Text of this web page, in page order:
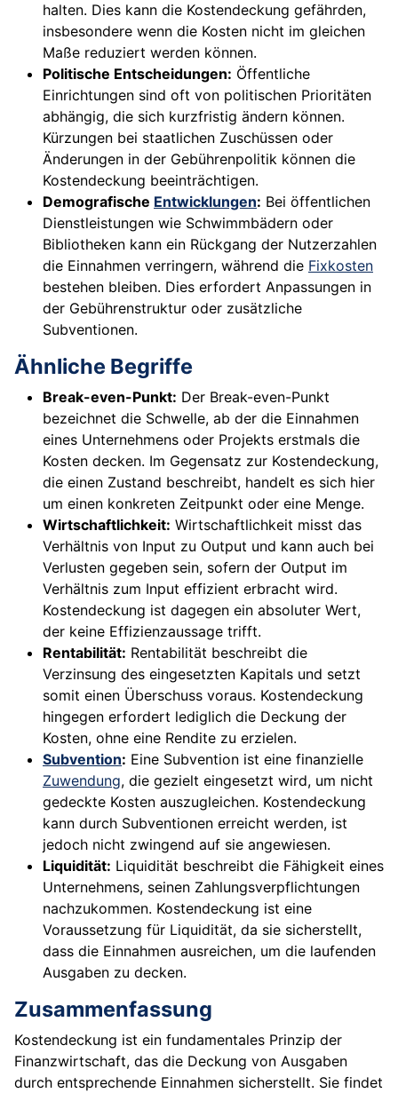
halten. Dies kann die Kostendeckung gefährden,
insbesondere wenn die Kosten nicht im gleichen
Maße reduziert werden können.
Politische Entscheidungen: Öffentliche
Einrichtungen sind oft von politischen Prioritäten
abhängig, die sich kurzfristig ändern können.
Kürzungen bei staatlichen Zuschüssen oder
Änderungen in der Gebührenpolitik können die
Kostendeckung beeinträchtigen.
Demografische Entwicklungen: Bei öffentlichen
Dienstleistungen wie Schwimmbädern oder
Bibliotheken kann ein Rückgang der Nutzerzahlen
die Einnahmen verringern, während die Fixkosten
bestehen bleiben. Dies erfordert Anpassungen in
der Gebührenstruktur oder zusätzliche
Subventionen.
Ähnliche Begriffe
Break-even-Punkt: Der Break-even-Punkt
bezeichnet die Schwelle, ab der die Einnahmen
eines Unternehmens oder Projekts erstmals die
Kosten decken. Im Gegensatz zur Kostendeckung,
die einen Zustand beschreibt, handelt es sich hier
um einen konkreten Zeitpunkt oder eine Menge.
Wirtschaftlichkeit: Wirtschaftlichkeit misst das
Verhältnis von Input zu Output und kann auch bei
Verlusten gegeben sein, sofern der Output im
Verhältnis zum Input effizient erbracht wird.
Kostendeckung ist dagegen ein absoluter Wert,
der keine Effizienzaussage trifft.
Rentabilität: Rentabilität beschreibt die
Verzinsung des eingesetzten Kapitals und setzt
somit einen Überschuss voraus. Kostendeckung
hingegen erfordert lediglich die Deckung der
Kosten, ohne eine Rendite zu erzielen.
Subvention: Eine Subvention ist eine finanzielle
Zuwendung, die gezielt eingesetzt wird, um nicht
gedeckte Kosten auszugleichen. Kostendeckung
kann durch Subventionen erreicht werden, ist
jedoch nicht zwingend auf sie angewiesen.
Liquidität: Liquidität beschreibt die Fähigkeit eines
Unternehmens, seinen Zahlungsverpflichtungen
nachzukommen. Kostendeckung ist eine
Voraussetzung für Liquidität, da sie sicherstellt,
dass die Einnahmen ausreichen, um die laufenden
Ausgaben zu decken.
Zusammenfassung
Kostendeckung ist ein fundamentales Prinzip der
Finanzwirtschaft, das die Deckung von Ausgaben
durch entsprechende Einnahmen sicherstellt. Sie findet